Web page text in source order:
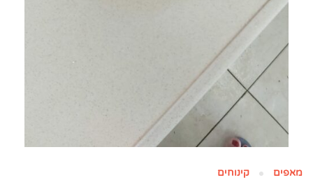
מאפים קינוחים